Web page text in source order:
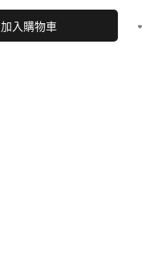
加入購物車
WEBDESIGN